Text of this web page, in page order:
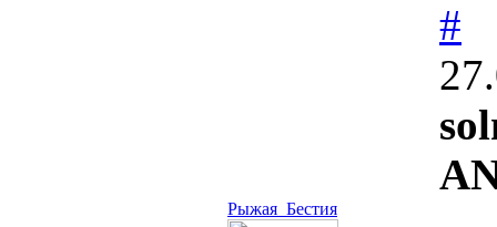
Рыжая_Бестия
#